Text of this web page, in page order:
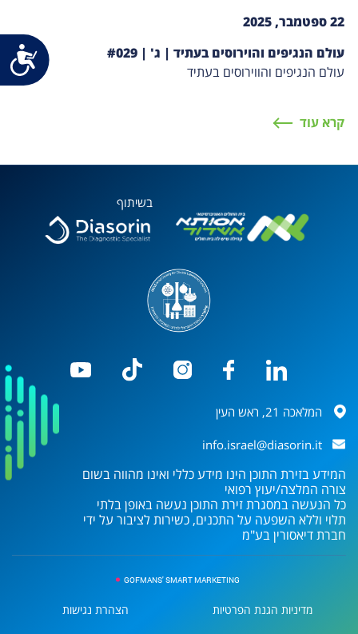
22 ספטמבר, 2025
עולם הנגיפים והוירוסים בעתיד | ג' | #029
עולם הנגיפים והווירוסים בעתיד
קרא עוד
המלאכה 21, ראש העין
info.israel@diasorin.it
בשיתוף
המידע בזירת התוכן הינו מידע כללי ואינו מהווה בשום
צורה המלצה/יעוץ רפואי
כל הנעשה במסגרת זירת התוכן נעשה באופן בלתי
תלוי וללא השפעה על התכנים, כשירות לציבור על ידי
חברתדיאסורין בע"מ
מדיניות הגנת הפרטיות הצהרת נגישות
GOFMANS' SMART MARKETING